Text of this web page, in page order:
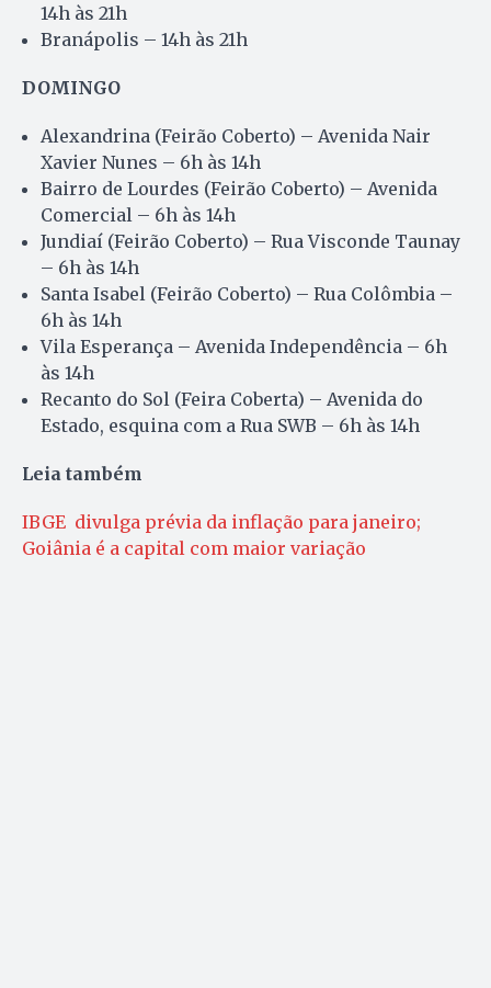
14h às 21h
Branápolis – 14h às 21h
DOMINGO
Alexandrina (Feirão Coberto) – Avenida Nair
Xavier Nunes – 6h às 14h
Bairro de Lourdes (Feirão Coberto) – Avenida
Comercial – 6h às 14h
Jundiaí (Feirão Coberto) – Rua Visconde Taunay
– 6h às 14h
Santa Isabel (Feirão Coberto) – Rua Colômbia –
6h às 14h
Vila Esperança – Avenida Independência – 6h
às 14h
Recanto do Sol (Feira Coberta) – Avenida do
Estado, esquina com a Rua SWB – 6h às 14h
Leia também
IBGE divulga prévia da inflação para janeiro;
Goiânia é a capital com maior variação